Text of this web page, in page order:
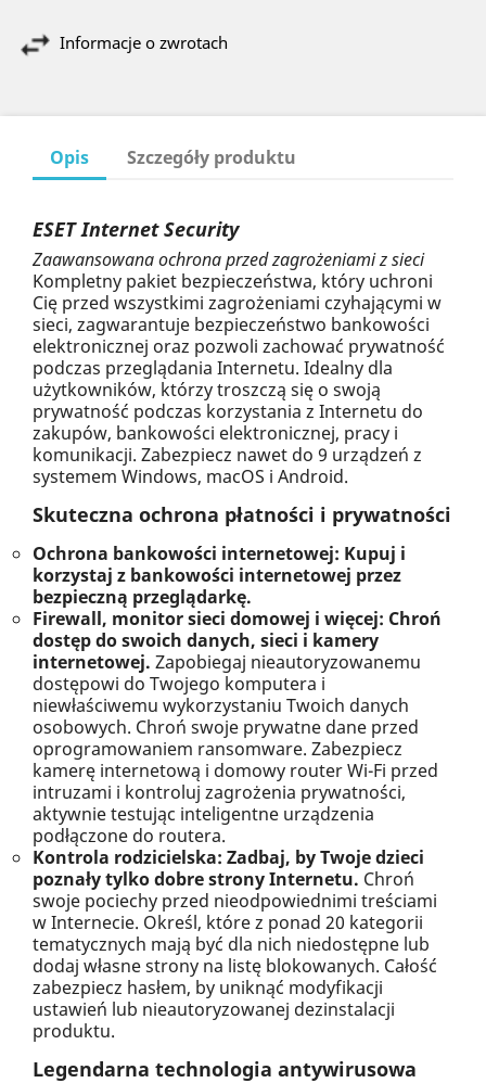
Informacje o zwrotach
Opis Szczegóły produktu
ESET Internet Security
Zaawansowana ochrona przed zagrożeniami z sieci
Kompletny pakiet bezpieczeństwa, który uchroni
Cię przed wszystkimi zagrożeniami czyhającymi w
sieci, zagwarantuje bezpieczeństwo bankowości
elektronicznej oraz pozwoli zachować prywatność
podczas przeglądania Internetu. Idealny dla
użytkowników, którzy troszczą się o swoją
prywatność podczas korzystania z Internetu do
zakupów, bankowości elektronicznej, pracy i
komunikacji. Zabezpiecz nawet do 9 urządzeń z
systemem Windows, macOS i Android.
Skuteczna ochrona płatności i prywatności
Ochrona bankowości internetowej: Kupuj i
korzystaj z bankowości internetowej przez
bezpieczną przeglądarkę.
Firewall, monitor sieci domowej i więcej: Chroń
dostęp do swoich danych, sieci i kamery
internetowej. Zapobiegaj nieautoryzowanemu
dostępowi do Twojego komputera i
niewłaściwemu wykorzystaniu Twoich danych
osobowych. Chroń swoje prywatne dane przed
oprogramowaniem ransomware. Zabezpiecz
kamerę internetową i domowy router Wi-Fi przed
intruzami i kontroluj zagrożenia prywatności,
aktywnie testując inteligentne urządzenia
podłączone do routera.
Kontrola rodzicielska: Zadbaj, by Twoje dzieci
poznały tylko dobre strony Internetu. Chroń
swoje pociechy przed nieodpowiednimi treściami
w Internecie. Określ, które z ponad 20 kategorii
tematycznych mają być dla nich niedostępne lub
dodaj własne strony na listę blokowanych. Całość
zabezpiecz hasłem, by uniknąć modyfikacji
ustawień lub nieautoryzowanej dezinstalacji
produktu.
Legendarna technologia antywirusowa